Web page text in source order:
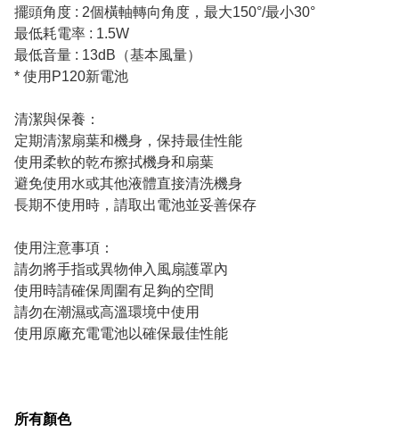
擺頭角度 : 2個橫軸轉向角度，最大150°/最小30°
最低耗電率 : 1.5W
最低音量 : 13dB（基本風量）
* 使用P120新電池
清潔與保養：
定期清潔扇葉和機身，保持最佳性能
使用柔軟的乾布擦拭機身和扇葉
避免使用水或其他液體直接清洗機身
長期不使用時，請取出電池並妥善保存
使用注意事項：
請勿將手指或異物伸入風扇護罩內
使用時請確保周圍有足夠的空間
請勿在潮濕或高溫環境中使用
使用原廠充電電池以確保最佳性能
所有顏色